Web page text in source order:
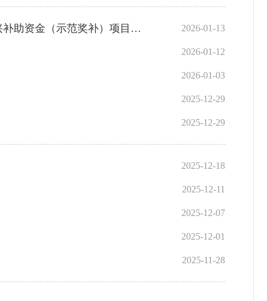
范奖补）项目方案》的通知 2026-01-13
2026-01-12
2026-01-03
2025-12-29
2025-12-29
2025-12-18
2025-12-11
2025-12-07
2025-12-01
2025-11-28